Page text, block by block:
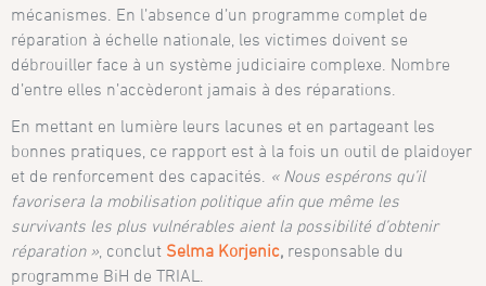
mécanismes. En l’absence d’un programme complet de
réparation à échelle nationale, les victimes doivent se
débrouiller face à un système judiciaire complexe. Nombre
d’entre elles n’accèderont jamais à des réparations.
En mettant en lumière leurs lacunes et en partageant les
bonnes pratiques, ce rapport est à la fois un outil de plaidoyer
et de renforcement des capacités. « Nous espérons qu’il
favorisera la mobilisation politique afin que même les
survivants les plus vulnérables aient la possibilité d’obtenir
réparation » , conclut Selma Korjenic, responsable du
programme BiH de TRIAL.